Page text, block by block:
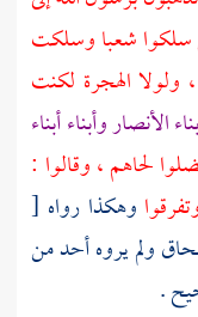
سلكوا شعبا وسلكت
ولولا الهجرة لكنت
الأنصاروأبناء أبناء
لحاهم ، وقالوا :
وهكذا رواه [
ولم يروه أحد من
.